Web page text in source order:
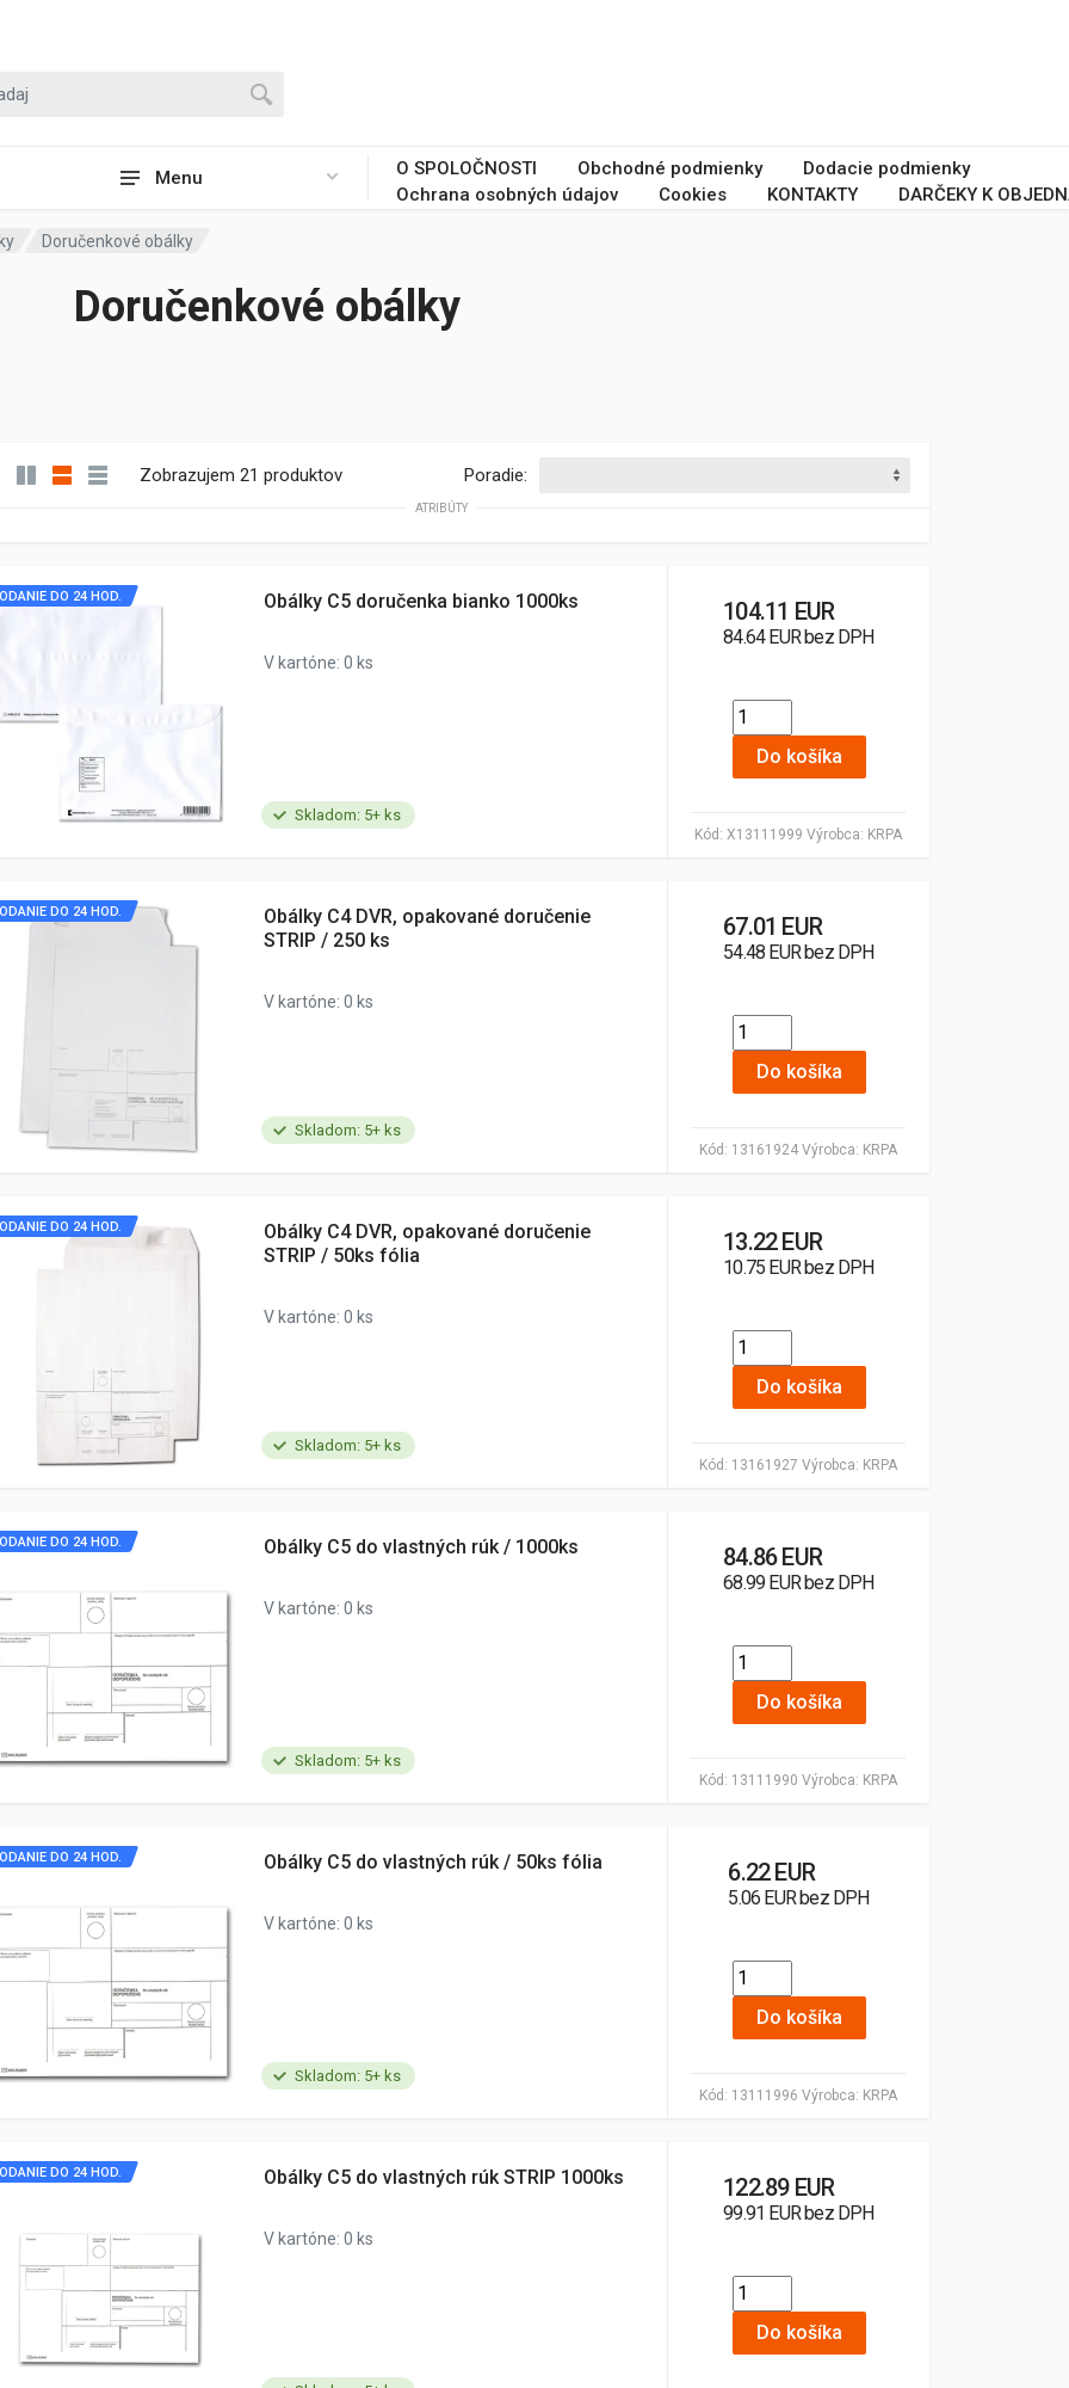
Menu O SPOLOČNOSTI Obchodné podmienky
Dodacie podmienky
Ochrana osobných údajov
Cookies KONTAKTY DARČEKY K
Doručenkové obálky
Doručenkové obálky
Zobrazujem 21 produktov Poradie:
ATRIBÚTY
Skladom: 5+ ks
Kód: X13111999 Výrobca: KRPA
DO 24 HOD. Obálky C5 doručenka bianko 1000ks
V kartóne: 0 ks
104.11 EUR
84.64 EUR bez DPH
Do košíka
Skladom: 5+ ks
Kód: 13161924 Výrobca: KRPA
DO 24 HOD.
Obálky C4 DVR, opakované doručenie
STRIP / 250 ks
V kartóne: 0 ks
67.01 EUR
54.48 EUR bez DPH
Do košíka
Skladom: 5+ ks
Kód: 13161927 Výrobca: KRPA
DO 24 HOD.
Obálky C4 DVR, opakované doručenie
STRIP / 50ks fólia
V kartóne: 0 ks
13.22 EUR
10.75 EUR bez DPH
Do košíka
Skladom: 5+ ks
Kód: 13111990 Výrobca: KRPA
DO 24 HOD. Obálky C5 do vlastných rúk / 1000ks
V kartóne: 0 ks
84.86 EUR
68.99 EUR bez DPH
Do košíka
Skladom: 5+ ks
Kód: 13111996 Výrobca: KRPA
DO 24 HOD. Obálky C5 do vlastných rúk / 50ks fólia
V kartóne: 0 ks
6.22 EUR
5.06 EUR bez DPH
Do košíka
DO 24 HOD. Obálky C5 do vlastných rúk STRIP 1000ks
V kartóne: 0 ks
122.89 EUR
99.91 EUR bez DPH
Do košíka